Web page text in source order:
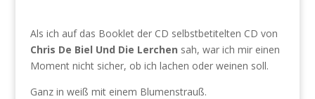
Als ich auf das Booklet der CD selbstbetitelten CD von
Chris De Biel Und Die Lerchen sah, war ich mir einen
Moment nicht sicher, ob ich lachen oder weinen soll.
Ganz in weiß mit einem Blumenstrauß.